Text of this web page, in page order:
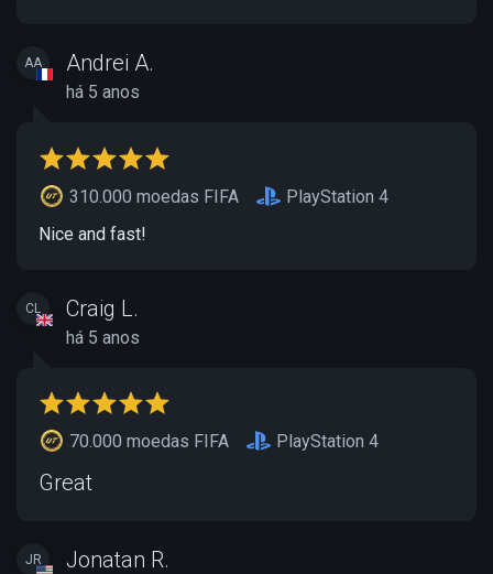
AA Andrei A.
há 5 anos
310.000 moedas FIFA
PlayStation 4
Nice and fast!
CL Craig L.
há 5 anos
70.000 moedas FIFA PlayStation 4
Great
JR Jonatan R.